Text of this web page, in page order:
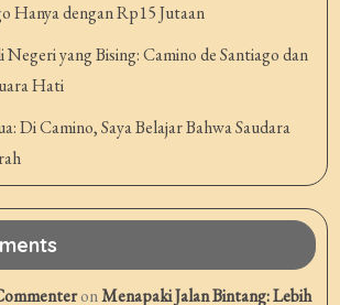
Hanya dengan Rp15 Jutaan
Negeri yang Bising: Camino de Santiago dan
Hati
Di Camino, Saya Belajar Bahwa Saudara
onMenapaki Jalan Bintang: Lebih